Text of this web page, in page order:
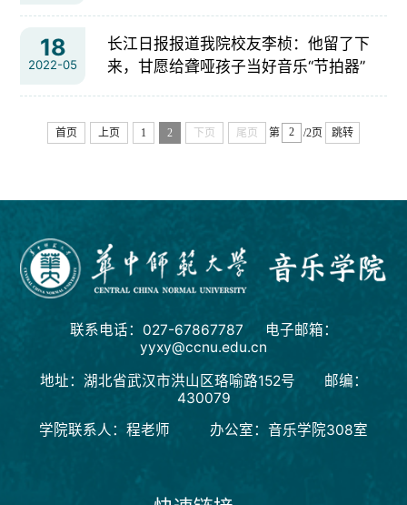
18
2022-05
长江日报报道我院校友李桢：他留了下
来，甘愿给聋哑孩子当好音乐“节拍器”
首页 上页 1 2 下页 尾页 第 /2页 跳转
联系电话：027-67867787 电子邮箱：
yyxy@ccnu.edu.cn
地址：湖北省武汉市洪山区珞喻路152号 邮编：
430079
学院联系人：程老师 办公室：音乐学院308室